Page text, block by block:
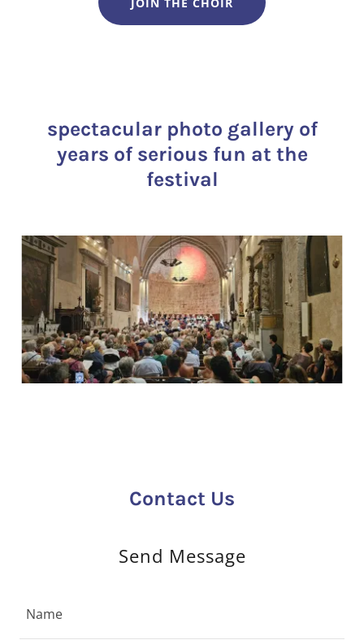
spectacular photo gallery of
years of serious fun at the
festival
Contact Us
Send Message
Name